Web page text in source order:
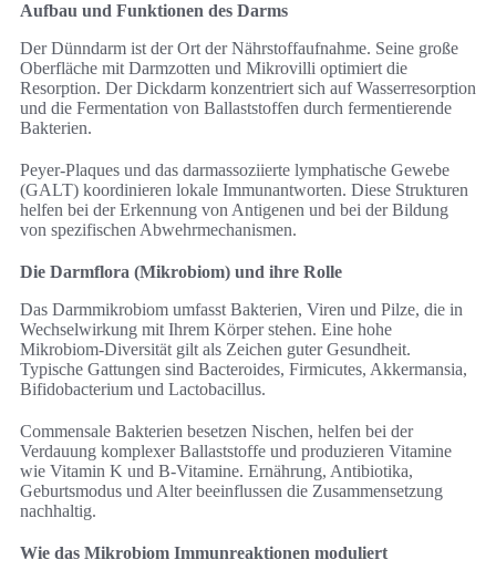
Aufbau und Funktionen des Darms
Der Dünndarm ist der Ort der Nährstoffaufnahme. Seine große
Oberfläche mit Darmzotten und Mikrovilli optimiert die
Resorption. Der Dickdarm konzentriert sich auf Wasserresorption
und die Fermentation von Ballaststoffen durch fermentierende
Bakterien.
Peyer-Plaques und das darmassoziierte lymphatische Gewebe
(GALT) koordinieren lokale Immunantworten. Diese Strukturen
helfen bei der Erkennung von Antigenen und bei der Bildung
von spezifischen Abwehrmechanismen.
Die Darmflora (Mikrobiom) und ihre Rolle
Das Darmmikrobiom umfasst Bakterien, Viren und Pilze, die in
Wechselwirkung mit Ihrem Körper stehen. Eine hohe
Mikrobiom-Diversität gilt als Zeichen guter Gesundheit.
Typische Gattungen sind Bacteroides, Firmicutes, Akkermansia,
Bifidobacterium und Lactobacillus.
Commensale Bakterien besetzen Nischen, helfen bei der
Verdauung komplexer Ballaststoffe und produzieren Vitamine
wie Vitamin K und B-Vitamine. Ernährung, Antibiotika,
Geburtsmodus und Alter beeinflussen die Zusammensetzung
nachhaltig.
Wie das Mikrobiom Immunreaktionen moduliert